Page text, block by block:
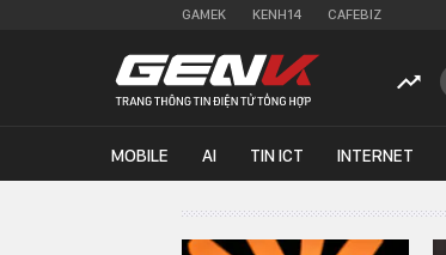
GAMEK KENH14 CAFEBIZ
MOBILE AI TIN ICT INTERNET